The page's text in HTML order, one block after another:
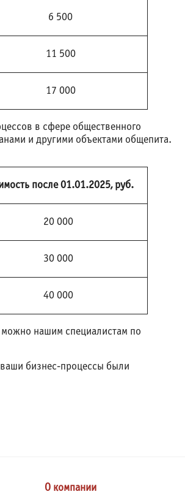
6 500
11 500
17 000
в сфере общественного
и другими объектами общепита.
после 01.01.2025, руб.
20 000
30 000
40 000
можно нашим специалистам по
бизнес-процессы были
О компании